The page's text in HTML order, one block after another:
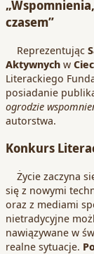
czasem”
Reprezentując
Aktywnych w
Literackiego
posiadanie
ogrodzie
autorstwa.
Konkurs
Życie zaczyna
się z nowymi
oraz z mediami
nietradycyjne
nawiązywane w
realne sytuacje.